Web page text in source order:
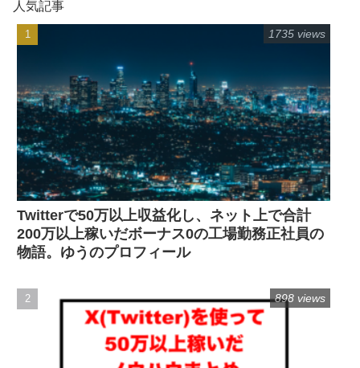
人気記事
Twitterで50万以上収益化し、ネット上で合計
200万以上稼いだボーナス0の工場勤務正社員の
物語。ゆうのプロフィール
1735 views
898 views